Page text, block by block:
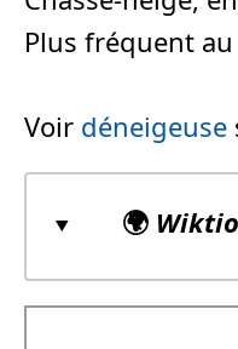
Plus fréquent
Voir déneigeuse
🌍